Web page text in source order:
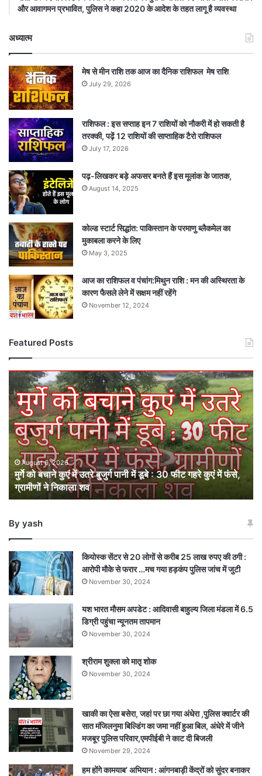
और आवागमन प्रभावित, पुलिस ने कहा 2020 के आदेश के तहत लागू है व्यवस्था
अध्यात्म
मेष से मीन राशि तक आज का दैनिक राशिफल मेष राशि
July 29, 2026
राशिफल : इस सप्ताह इन 7 राशियों को नौकरी में हो सकती है
तरक्की, पढ़ें 12 राशियों की साप्ताहिक टैरो राशिफल
July 17, 2026
पढ़-लिखकर बड़े अफसर बनते हैं इस मूलांक के जातक,
August 14, 2025
कोल्ड स्टार्ट सिद्धांत: पाकिस्तान के परमाणु ब्लैकमेल का
मुकाबला करने के लिए
May 3, 2025
आज का राशिफल व पंचांग:मिथुन राशि : मन की अस्थिरता के
कारण फैसले लेने में सक्षम नहीं रहेंगे
November 12, 2024
Featured Posts
मुर्गे
को
बचाने
कुएं
में
उतरे
बुजुर्ग
पानी
में
डूबे
:
फीट
में
फंसे,
ग्रामीणों
ने
निकाला
शव
August 6, 2026
मुर्गे को बचाने कुएं में उतरे बुजुर्ग पानी में डूबे : 30 फीट गहरे कुएं में फंसे,
ग्रामीणों ने निकाला शव
By yash
कियोस्क सेंटर से 20 लोगों से करीब 25 लाख रुपए की ठगी :
आरोपी मौके से फरार …मच गया हड़कंप पुलिस जांच में जुटी
November 30, 2024
यश भारत मौसम अपडेट : आदिवासी बाहुल्य जिला मंडला में 6.5
डिग्री पहुंचा न्यूनतम तापमान
November 30, 2024
श्रीराम शुक्ला को मातृ शोक
November 30, 2024
खाकी का ऐसा बसेरा, जहां पर छा गया अंधेरा ,पुलिस क्वार्टर की
सात मंजिलनुमा बिल्डिंग का जमा नहीं हुआ बिल, अंधेरे में जीने
मजबूर पुलिस परिवार,एमपीईबी ने काट दी बिजली
November 29, 2024
हम होंगे कामयाब’ अभियान : आंगनबाड़ी केंद्रों को सुंदर बनाकर